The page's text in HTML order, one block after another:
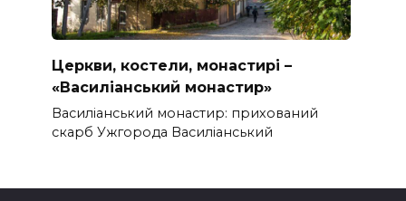
Церкви, костели, монастирі –
«Василіанський монастир»
Василіанський монастир: прихований
скарб Ужгорода Василіанський